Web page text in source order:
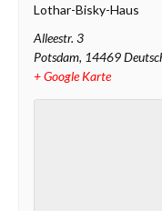
Lothar-Bisky-Haus
Alleestr. 3
Potsdam, 14469
+ Google Karte